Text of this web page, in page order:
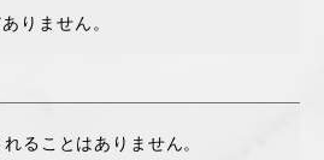
りません。
ることはありません。